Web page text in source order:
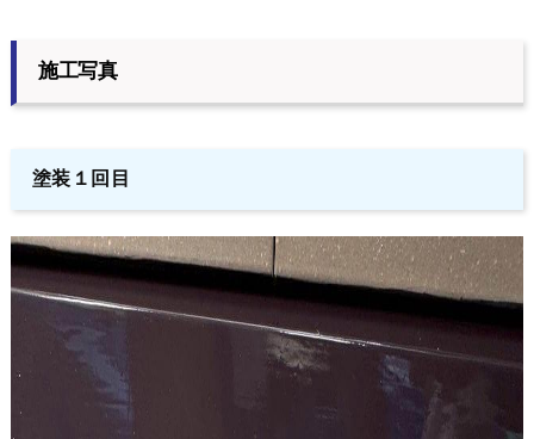
施工写真
塗装１回目